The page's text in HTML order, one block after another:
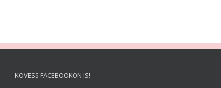
KÖVESS FACEBOOKON IS!